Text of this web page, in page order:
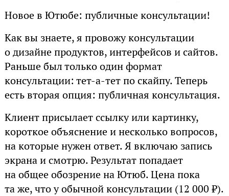
Новое в Ютюбе: публичные консультации!
Как вы знаете, я провожу консультации
о дизайне продуктов, интерфейсов и сайтов.
Раньше был только один формат
консультации: тет-а-тет по скайпу. Теперь
есть вторая опция: публичная консультация.
Клиент присылает ссылку или картинку,
короткое объяснение и несколько вопросов,
на которые нужен ответ. Я включаю запись
экрана и смотрю. Результат попадает
на общее обозрение на Ютюб. Цена пока
та же, что у обычной консультации (12 000 ₽).